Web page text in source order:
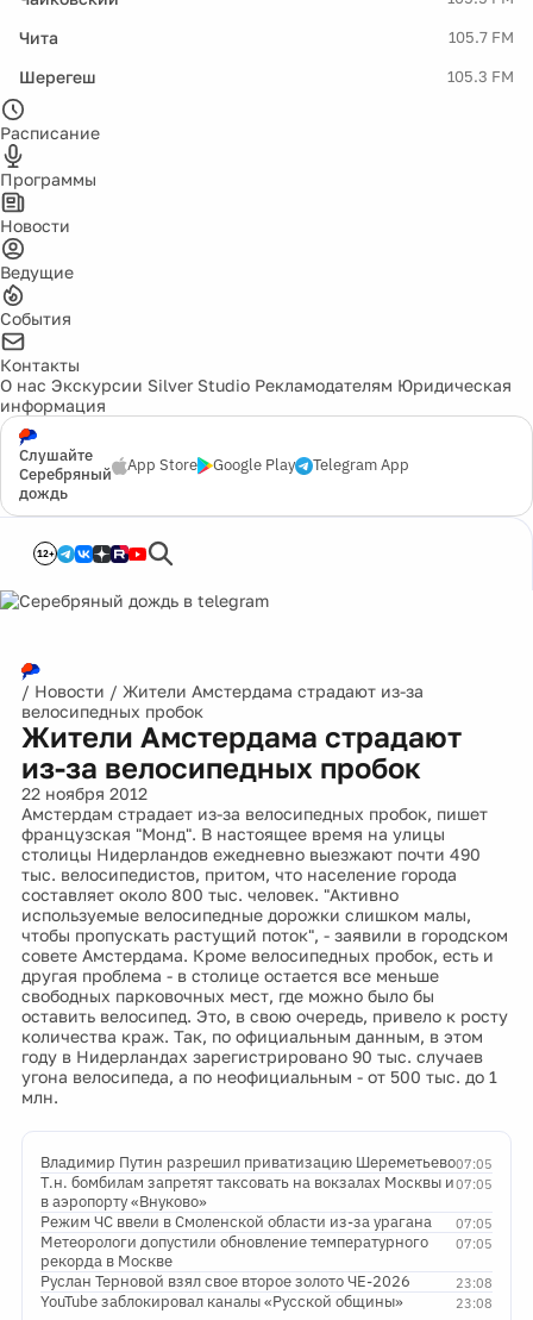
Чита 105.7 FM
Шерегеш 105.3 FM
Расписание
Программы
Новости
Ведущие
События
Контакты
О нас Экскурсии Silver Studio Рекламодателям Юридическая
информация
Слушайте
Серебряный
дождь
App Store Google Play Telegram App
12+
/ Новости / Жители Амстердама страдают из-за
велосипедных пробок
Жители Амстердама страдают
из-за велосипедных пробок
22 ноября 2012
Амстердам страдает из-за велосипедных пробок, пишет
французская "Монд". В настоящее время на улицы
столицы Нидерландов ежедневно выезжают почти 490
тыс. велосипедистов, притом, что население города
составляет около 800 тыс. человек. "Активно
используемые велосипедные дорожки слишком малы,
чтобы пропускать растущий поток", - заявили в городском
совете Амстердама. Кроме велосипедных пробок, есть и
другая проблема - в столице остается все меньше
свободных парковочных мест, где можно было бы
оставить велосипед. Это, в свою очередь, привело к росту
количества краж. Так, по официальным данным, в этом
году в Нидерландах зарегистрировано 90 тыс. случаев
угона велосипеда, а по неофициальным - от 500 тыс. до 1
млн.
07:05
Владимир Путин разрешил приватизацию Шереметьево
07:05
Т.н. бомбилам запретят таксовать на вокзалах Москвы и
в аэропорту «Внуково»
07:05
Режим ЧС ввели в Смоленской области из-за урагана
07:05
Метеорологи допустили обновление температурного
рекорда в Москве
23:08
Руслан Терновой взял свое второе золото ЧЕ-2026
23:08
YouTube заблокировал каналы «Русской общины»